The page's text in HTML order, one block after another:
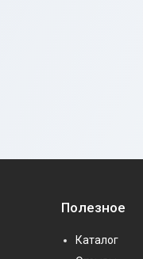
Полезное
Каталог